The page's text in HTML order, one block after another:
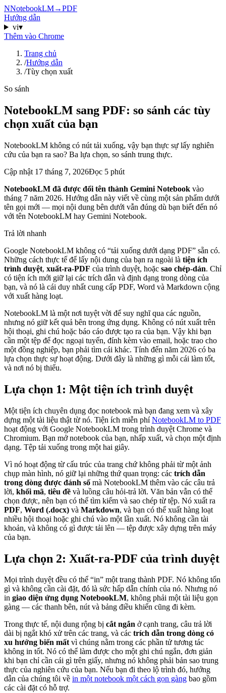
NNotebookLM→PDF
Hướng dẫn
vi▾
Thêm vào Chrome
Trang chủ
/Hướng dẫn
/Tùy chọn xuất
So sánh
NotebookLM sang PDF: so sánh các tùy
chọn xuất của bạn
NotebookLM không có nút tải xuống, vậy bạn thực sự lấy nghiên
cứu của bạn ra sao? Ba lựa chọn, so sánh trung thực.
Cập nhật 17 tháng 7, 2026Đọc 5 phút
NotebookLM đã được đổi tên thành Gemini Notebook vào
tháng 7 năm 2026. Hướng dẫn này viết về cùng một sản phẩm dưới
tên gọi mới — mọi nội dung bên dưới vẫn đúng dù bạn biết đến nó
với tên NotebookLM hay Gemini Notebook.
Trả lời nhanh
Google NotebookLM không có “tải xuống dưới dạng PDF” sẵn có.
Những cách thực tế để lấy nội dung của bạn ra ngoài là tiện ích
trình duyệt, xuất-ra-PDF của trình duyệt, hoặc sao chép-dán. Chỉ
có tiện ích mới giữ lại các trích dẫn và định dạng trong dòng của
bạn, và nó là cái duy nhất cung cấp PDF, Word và Markdown cộng
với xuất hàng loạt.
NotebookLM là một nơi tuyệt vời để suy nghĩ qua các nguồn,
nhưng nó giữ kết quả bên trong ứng dụng. Không có nút xuất trên
hội thoại, ghi chú hoặc báo cáo được tạo ra của bạn. Vậy khi bạn
cần một tệp để đọc ngoại tuyến, đính kèm vào email, hoặc trao cho
một đồng nghiệp, bạn phải tìm cái khác. Tính đến năm 2026 có ba
lựa chọn thực sự hoạt động. Dưới đây là những gì mỗi cái làm tốt,
và nơi nó bị thiếu.
Lựa chọn 1: Một tiện ích trình duyệt
Một tiện ích chuyên dụng đọc notebook mà bạn đang xem và xây
dựng một tài liệu thật từ nó. Tiện ích miễn phíNotebookLM to PDF
hoạt động với Google NotebookLM trong trình duyệt Chrome và
Chromium. Bạn mở notebook của bạn, nhấp xuất, và chọn một định
dạng. Tệp tải xuống trong một hai giây.
Vì nó hoạt động từ cấu trúc của trang chứ không phải từ một ảnh
chụp màn hình, nó giữ lại những thứ quan trọng: các trích dẫn
trong dòng được đánh số mà NotebookLM thêm vào các câu trả
lời, khối mã, tiêu đề và luồng câu hỏi-trả lời. Văn bản vẫn có thể
chọn được, nên bạn có thể tìm kiếm và sao chép từ tệp. Nó xuất ra
PDF, Word (.docx) và Markdown, và bạn có thể xuất hàng loạt
nhiều hội thoại hoặc ghi chú vào một lần xuất. Nó không cần tài
khoản, và không có gì được tải lên — tệp được xây dựng trên máy
của bạn.
Lựa chọn 2: Xuất-ra-PDF của trình duyệt
Mọi trình duyệt đều có thể “in” một trang thành PDF. Nó không tốn
gì và không cần cài đặt, đó là sức hấp dẫn chính của nó. Nhưng nó
in giao diện ứng dụng NotebookLM, không phải một tài liệu gọn
gàng — các thanh bên, nút và bảng điều khiển cũng đi kèm.
Trong thực tế, nội dung rộng bị cắt ngắn ở cạnh trang, câu trả lời
dài bị ngắt khó xử trên các trang, và các trích dẫn trong dòng có
xu hướng biến mấtvì chúng nằm trong các phần tử tương tác
không in tốt. Nó có thể làm được cho một ghi chú ngắn, đơn giản
khi bạn chỉ cần cái gì trên giấy, nhưng nó không phải bản sao trung
thực của nghiên cứu của bạn. Nếu bạn đi theo lộ trình đó, hướng
dẫn của chúng tôi về in một notebook một cách gọn gàng bao gồm
các cài đặt có hỗ trợ.